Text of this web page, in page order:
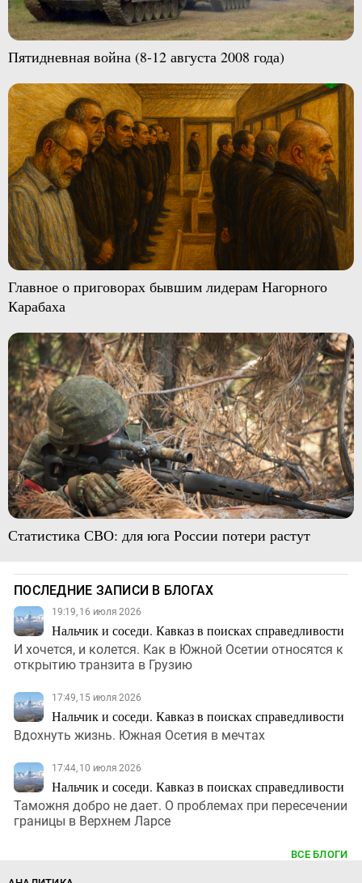
Пятидневная война (8-12 августа 2008 года)
Главное о приговорах бывшим лидерам Нагорного
Карабаха
Статистика СВО: для юга России потери растут
ПОСЛЕДНИЕ ЗАПИСИ В БЛОГАХ
19:19, 16 июля 2026
Нальчик и соседи. Кавказ в поисках справедливости
И хочется, и колется. Как в Южной Осетии относятся к
открытию транзита в Грузию
17:49, 15 июля 2026
Нальчик и соседи. Кавказ в поисках справедливости
Вдохнуть жизнь. Южная Осетия в мечтах
17:44, 10 июля 2026
Нальчик и соседи. Кавказ в поисках справедливости
Таможня добро не дает. О проблемах при пересечении
границы в Верхнем Ларсе
ВСЕ БЛОГИ